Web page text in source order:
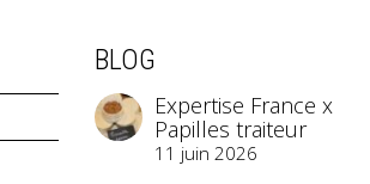
BLOG
Expertise France x
Papilles traiteur
11 juin 2026